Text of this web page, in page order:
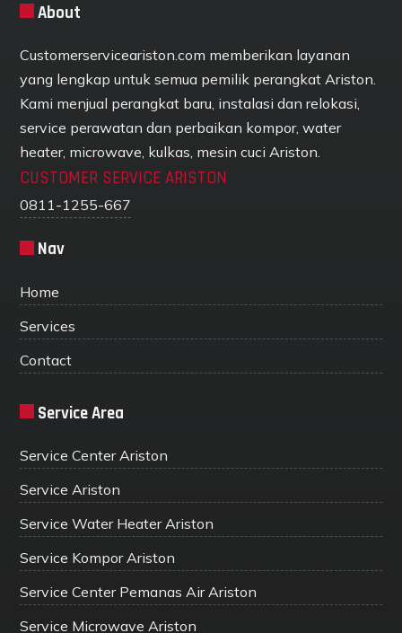
About
Customerserviceariston.com memberikan layanan
yang lengkap untuk semua pemilik perangkat Ariston.
Kami menjual perangkat baru, instalasi dan relokasi,
service perawatan dan perbaikan kompor, water
heater, microwave, kulkas, mesin cuci Ariston.
CUSTOMER SERVICE ARISTON
0811-1255-667
Nav
Home
Services
Contact
Service Area
Service Center Ariston
Service Ariston
Service Water Heater Ariston
Service Kompor Ariston
Service Center Pemanas Air Ariston
Service Microwave Ariston